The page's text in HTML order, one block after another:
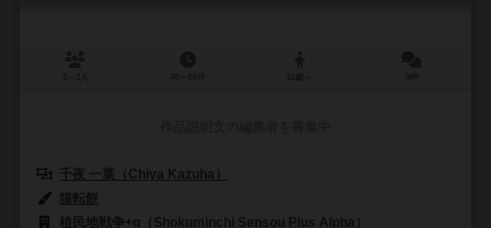
千夜 一葉（Chiya Kazuha）
猫転餅
植民地戦争+α（Shokuminchi Sensou Plus Alpha）